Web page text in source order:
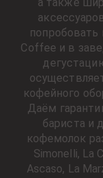
Coffee и в
кофейного
Даём
бариста и
кофемолок
Simonelli, La
Ascaso, La